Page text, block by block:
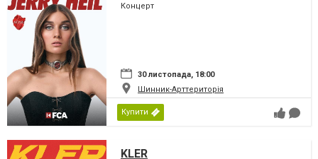
Концерт
30 листопада, 18:00
Шинник-Арттериторія
Купити
KLER